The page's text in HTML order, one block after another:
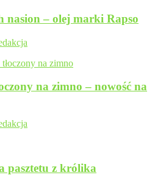
nasion – olej marki Rapso
na zimno – nowość na
pasztetu z królika